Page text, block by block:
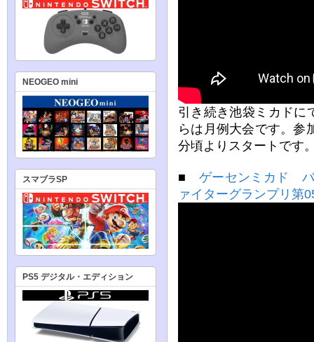
引き続き池袋ミカドに
らは月例大会です。参
分頃よりスタートです
■ ゲーセンミカド
ァイターグランプリ
NEOGEO mini
スマブラSP
PS5 デジタル・エディション